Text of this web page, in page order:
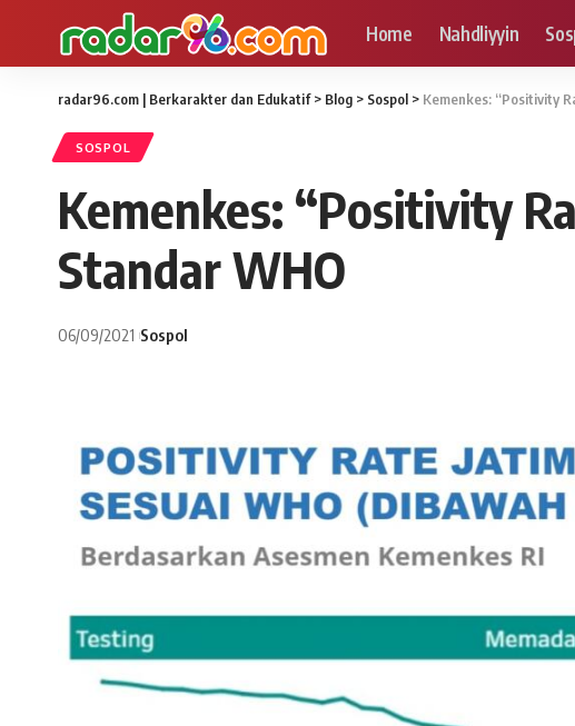
Home Nahdliyyin
radar96.com | Berkarakter dan Edukatif> Blog > Sospol > Kemenkes: “Positivity
SOSPOL
Kemenkes: “Positivity
Standar WHO
06/09/2021 Sospol